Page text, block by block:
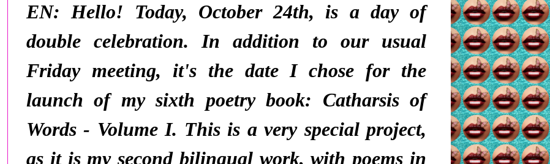
EN: Hello! Today, October 24th, is a day of
double celebration. In addition to our usual
Friday meeting, it's the date I chose for the
launch of my sixth poetry book: Catharsis of
Words - Volume I. This is a very special project,
as it is my second bilingualwork, with poems in